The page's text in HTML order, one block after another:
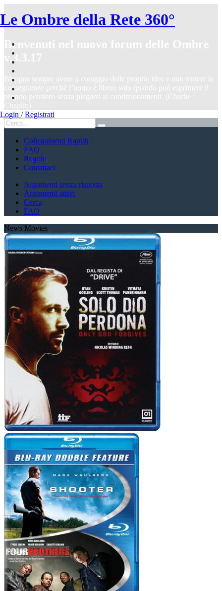
Le Ombre della Rete 360°
Login / Registrati
Benvenuti nel nuovo forum delle Ombre
v.3.3.17
Bisogna sempre avere il coraggio delle proprie idee e non temere le
conseguenze perchè l’uomo è libero solo quando può esprimere il
proprio pensiero senza piegarsi ai condizionamenti. (Charlie
Chaplin)
Collegamenti Rapidi
FAQ
Regole
Contattaci
Argomenti senza risposta
Argomenti attivi
Cerca
FAQ
News Movies